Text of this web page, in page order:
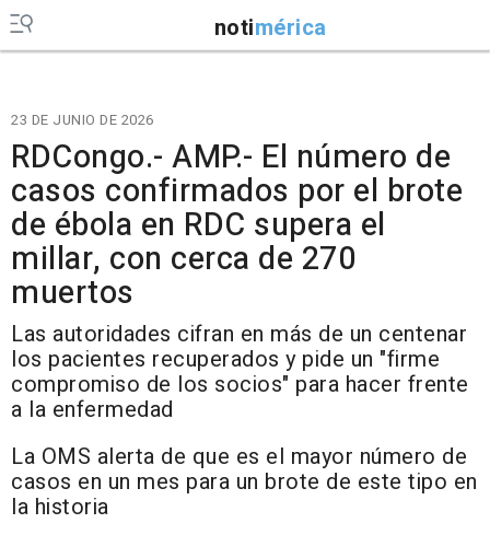
notimérica
23 DE JUNIO DE 2026
RDCongo.- AMP.- El número de
casos confirmados por el brote
de ébola en RDC supera el
millar, con cerca de 270
muertos
Las autoridades cifran en más de un centenar
los pacientes recuperados y pide un "firme
compromiso de los socios" para hacer frente
a la enfermedad
La OMS alerta de que es el mayor número de
casos en un mes para un brote de este tipo en
la historia